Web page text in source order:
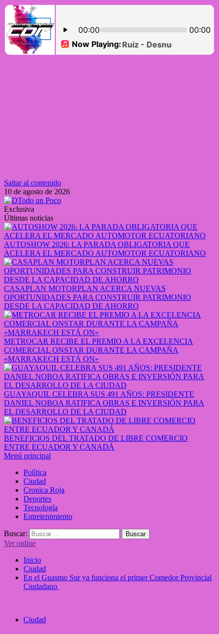
Saltar al contenido
10 de agosto de 2026
Exclusiva
Últimas noticias
AUTOSHOW 2026: LA PARADA OBLIGATORIA QUE
ACELERA EL MERCADO AUTOMOTOR ECUATORIANO
CASAPLAN MOTORPLAN ACERCA NUEVAS
OPORTUNIDADES PARA CONSTRUIR PATRIMONIO
DESDE LA CAPACIDAD DE AHORRO
METROCAR RECIBE EL PREMIO A LA EXCELENCIA
COMERCIAL ONSTAR DURANTE LA CAMPAÑA
«MARRAKECH ESTÁ ON»
GUAYAQUIL CELEBRA SUS 491 AÑOS: PRESIDENTE
DANIEL NOBOA RATIFICA OBRAS E INVERSIÓN PARA
EL DESARROLLO DE LA CIUDAD
BENEFICIOS DEL TRATADO DE LIBRE COMERCIO
ENTRE ECUADOR Y CANADÁ
Menú principal
Política
Ciudad
Cronica Roja
Deportes
Tecnología
Entretenimiento
Buscar:
Ver online
Inicio
Ciudad
En el Guasmo Sur ya funciona el primer Comedor Provincial
Ciudadano
Ciudad